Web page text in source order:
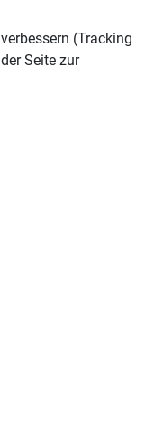
(Tracking
Seite zur